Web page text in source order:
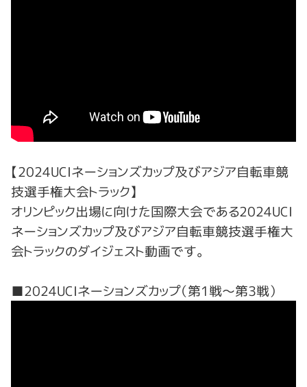
【2024UCIネーションズカップ及びアジア自転車競
技選手権大会トラック】
オリンピック出場に向けた国際大会である2024UCI
ネーションズカップ及びアジア自転車競技選手権大
会トラックのダイジェスト動画です。
■2024UCIネーションズカップ（第1戦～第3戦）